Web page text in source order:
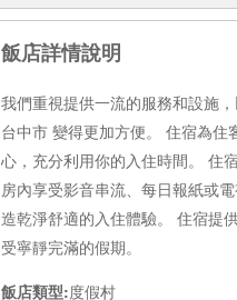
飯店詳情說明
我們重視提供一流的服務和設施
台中市 變得更加方便。 住宿為
心，充分利用你的入住時間。 住
房內享受影音串流、每日報紙或
造乾淨舒適的入住體驗。 住宿提
受寧靜完滿的假期。
飯店類型:度假村